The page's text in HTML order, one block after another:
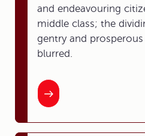
and endeavouring
middle class; the
gentry and
blurred.